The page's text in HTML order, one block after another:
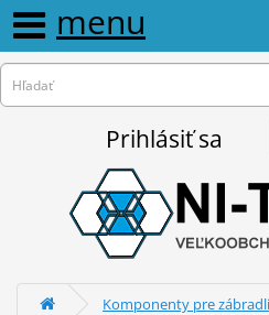
menu
Prihlásiť sa
Komponenty pre